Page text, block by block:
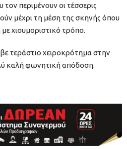
περιμένουν οι τέσσερις
μέχρι τη μέση της σκηνής όπου
χιουμοριστικό τρόπο.
τεράστιο χειροκρότημα στην
καλή φωνητική απόδοση.